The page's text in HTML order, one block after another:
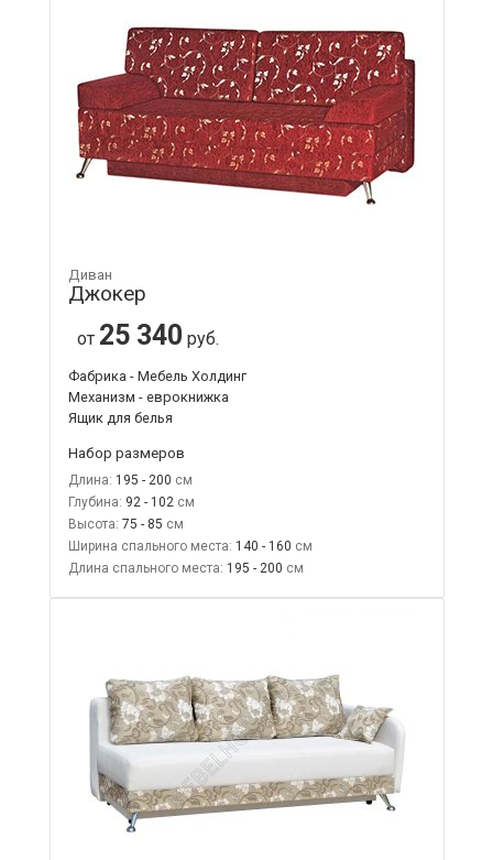
Диван
Джокер
от 25 340 руб.
Фабрика - Мебель Холдинг
Механизм - еврокнижка
Ящик для белья
Набор размеров
Длина: 195 - 200
Глубина: 92 - 102
Высота: 75 - 85
Ширина спального места: 140 - 160
Длина спального места: 195 - 200